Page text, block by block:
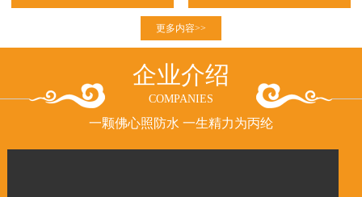
更多内容>>
企业介绍
COMPANIES
一颗佛心照防水 一生精力为丙纶